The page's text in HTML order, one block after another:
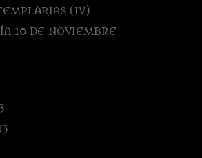
(IV)
10 DE NOVIEMBRE